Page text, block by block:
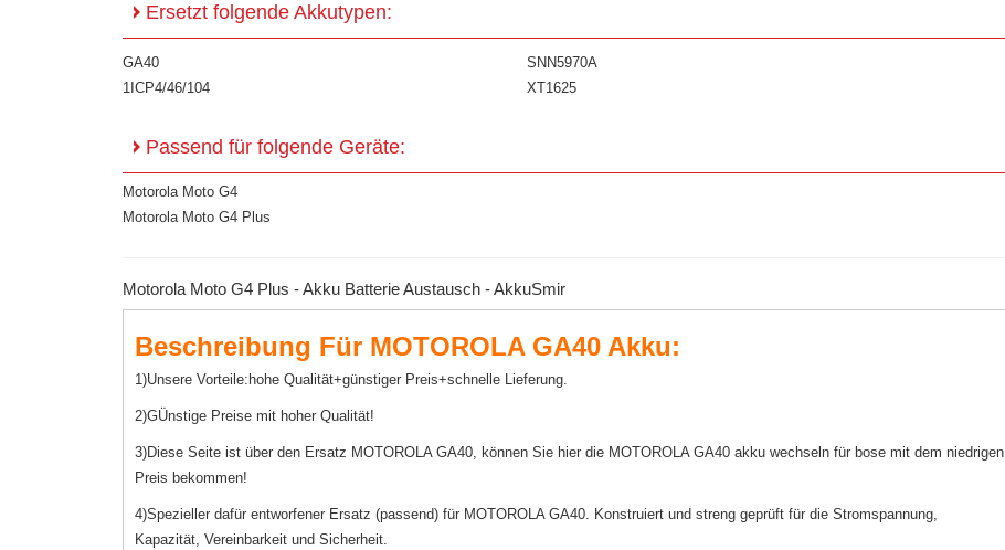
Ersetzt folgende Akkutypen:
GA40
SNN5970A
1ICP4/46/104
XT1625
Passend für folgende Geräte:
Motorola Moto G4
Motorola Moto G4 Plus
Motorola Moto G4 Plus - Akku Batterie Austausch - AkkuSmir
Beschreibung Für MOTOROLA GA40 Akku:
1)Unsere Vorteile:hohe Qualität+günstiger Preis+schnelle Lieferung.
2)GÜnstige Preise mit hoher Qualität!
3)Diese Seite ist über den Ersatz MOTOROLA GA40, können Sie hier die MOTOROLA GA40 akku wechseln für bose mit dem niedrigen
Preis bekommen!
4)Spezieller dafür entworfener Ersatz (passend) für MOTOROLA GA40. Konstruiert und streng geprüft für die Stromspannung,
Kapazität, Vereinbarkeit und Sicherheit.